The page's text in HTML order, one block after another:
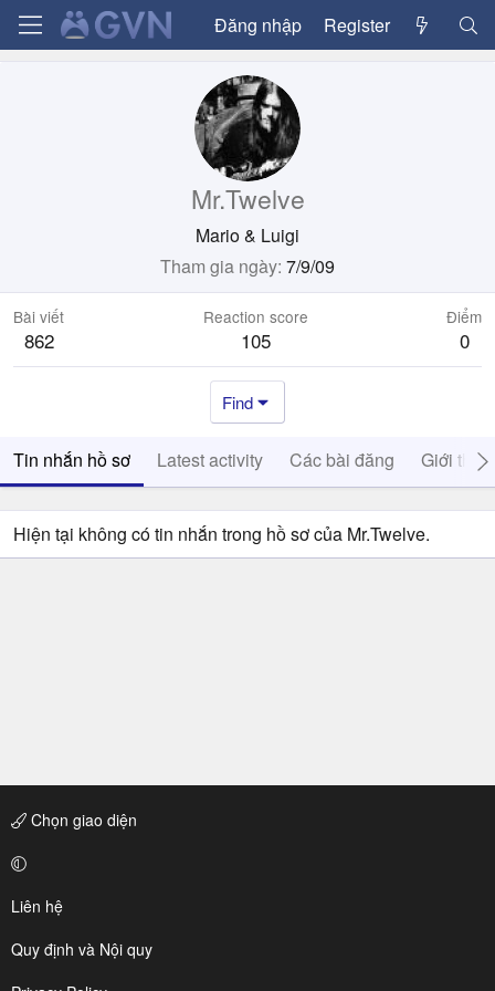
Đăng nhập Register
Mr.Twelve
Mario & Luigi
Tham gia ngày 7/9/09
Bài viết
862
Reaction score
105
Điểm
0
Find
Tin nhắn hồ sơ Latest activity Các bài đăng Giới thiệu
Hiện tại không có tin nhắn trong hồ sơ của Mr.Twelve.
Chọn giao diện
Liên hệ
Quy định và Nội quy